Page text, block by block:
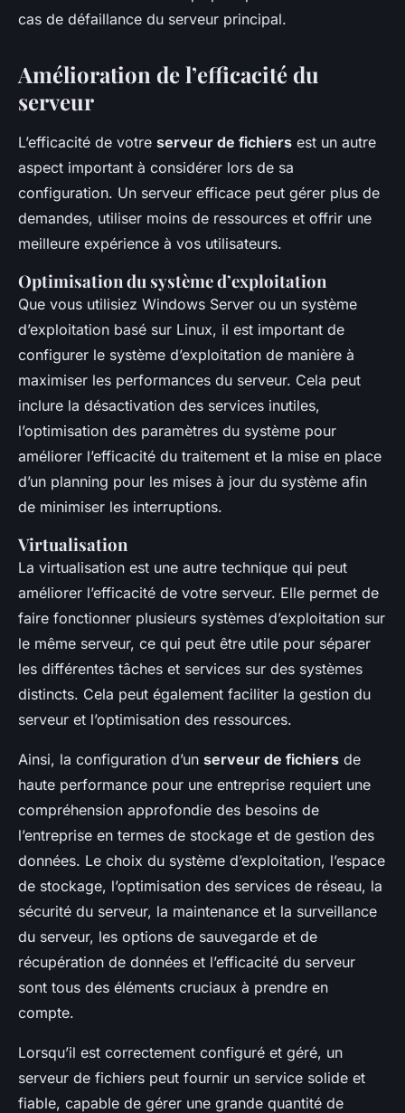
cas de défaillance du serveur principal.
Amélioration de l’efficacité du
serveur
L’efficacité de votre serveur de fichiers est un autre
aspect important à considérer lors de sa
configuration. Un serveur efficace peut gérer plus de
demandes, utiliser moins de ressources et offrir une
meilleure expérience à vos utilisateurs.
Optimisation du système d’exploitation
Que vous utilisiez Windows Server ou un système
d’exploitation basé sur Linux, il est important de
configurer le système d’exploitation de manière à
maximiser les performances du serveur. Cela peut
inclure la désactivation des services inutiles,
l’optimisation des paramètres du système pour
améliorer l’efficacité du traitement et la mise en place
d’un planning pour les mises à jour du système afin
de minimiser les interruptions.
Virtualisation
La virtualisation est une autre technique qui peut
améliorer l’efficacité de votre serveur. Elle permet de
faire fonctionner plusieurs systèmes d’exploitation sur
le même serveur, ce qui peut être utile pour séparer
les différentes tâches et services sur des systèmes
distincts. Cela peut également faciliter la gestion du
serveur et l’optimisation des ressources.
Ainsi, la configuration d’un serveur de fichiers de
haute performance pour une entreprise requiert une
compréhension approfondie des besoins de
l’entreprise en termes de stockage et de gestion des
données. Le choix du système d’exploitation, l’espace
de stockage, l’optimisation des services de réseau, la
sécurité du serveur, la maintenance et la surveillance
du serveur, les options de sauvegarde et de
récupération de données et l’efficacité du serveur
sont tous des éléments cruciaux à prendre en
compte.
Lorsqu’il est correctement configuré et géré, un
serveur de fichiers peut fournir un service solide et
fiable, capable de gérer une grande quantité de